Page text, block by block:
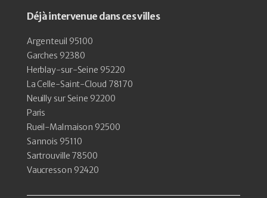
Déjà intervenue dans ces villes
Argenteuil 95100
Garches 92380
Herblay-sur-Seine 95220
La Celle-Saint-Cloud 78170
Neuilly sur Seine 92200
Paris
Rueil-Malmaison 92500
Sannois 95110
Sartrouville 78500
Vaucresson 92420